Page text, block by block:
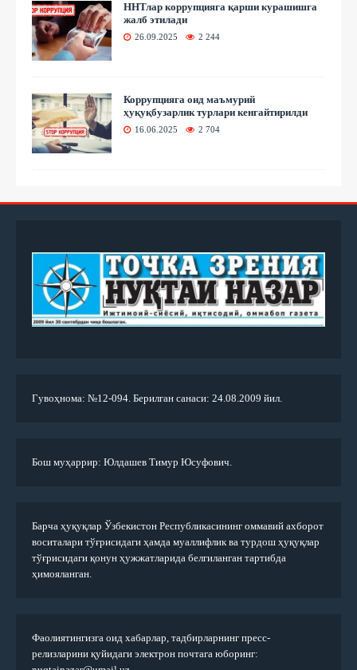
ННТлар коррупцияга қарши курашишга
жалб этилади
26.09.2025 2 244
Коррупцияга оид маъмурий
ҳуқуқбузарлик турлари кенгайтирилди
16.06.2025 2 704
Гувоҳнома: №12-094. Берилган санаси: 24.08.2009 йил.
Бош муҳаррир: Юлдашев Тимур Юсуфович.
Барча ҳуқуқлар Ўзбекистон Республикасининг оммавий ахборот
воситалари тўғрисидаги ҳамда муаллифлик ва турдош ҳуқуқлар
тўғрисидаги қонун ҳужжатларида белгиланган тартибда
ҳимояланган.
Фаолиятингизга оид хабарлар, тадбирларнинг пресс-
релизларини қуйидаги электрон почтага юборинг: